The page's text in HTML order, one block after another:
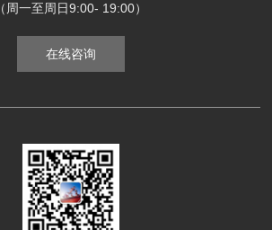
（周一至周日9:00- 19:00）
在线咨询